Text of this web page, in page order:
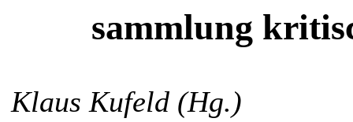
sammlung
Klaus Kufeld (Hg.)